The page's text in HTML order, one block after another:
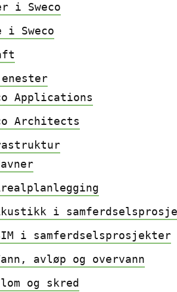
i Sweco
i Sweco
Applications
Architects
i
i samferdselsprosjekter
avløp og overvann
og skred